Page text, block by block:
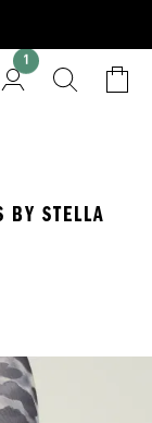
1
BY STELLA